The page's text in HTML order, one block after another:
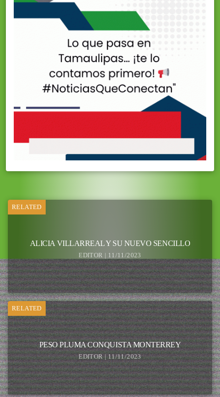
RELATED
ALICIA VILLARREAL Y SU NUEVO SENCILLO
EDITOR | 11/11/2023
RELATED
PESO PLUMA CONQUISTA MONTERREY
EDITOR | 11/11/2023